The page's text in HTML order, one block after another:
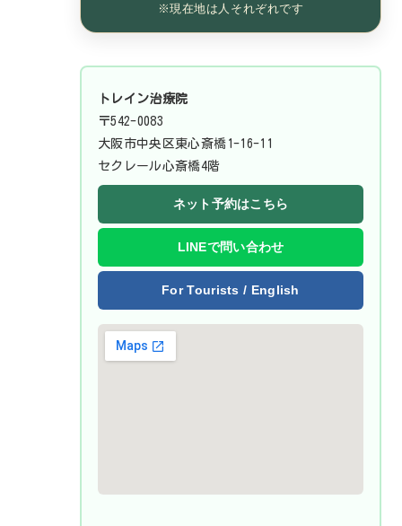
※現在地は人それぞれです
トレイン治療院
〒542-0083
大阪市中央区東心斎橋1-16-11
セクレール心斎橋4階
ネット予約はこちら
LINEで問い合わせ
For Tourists / English